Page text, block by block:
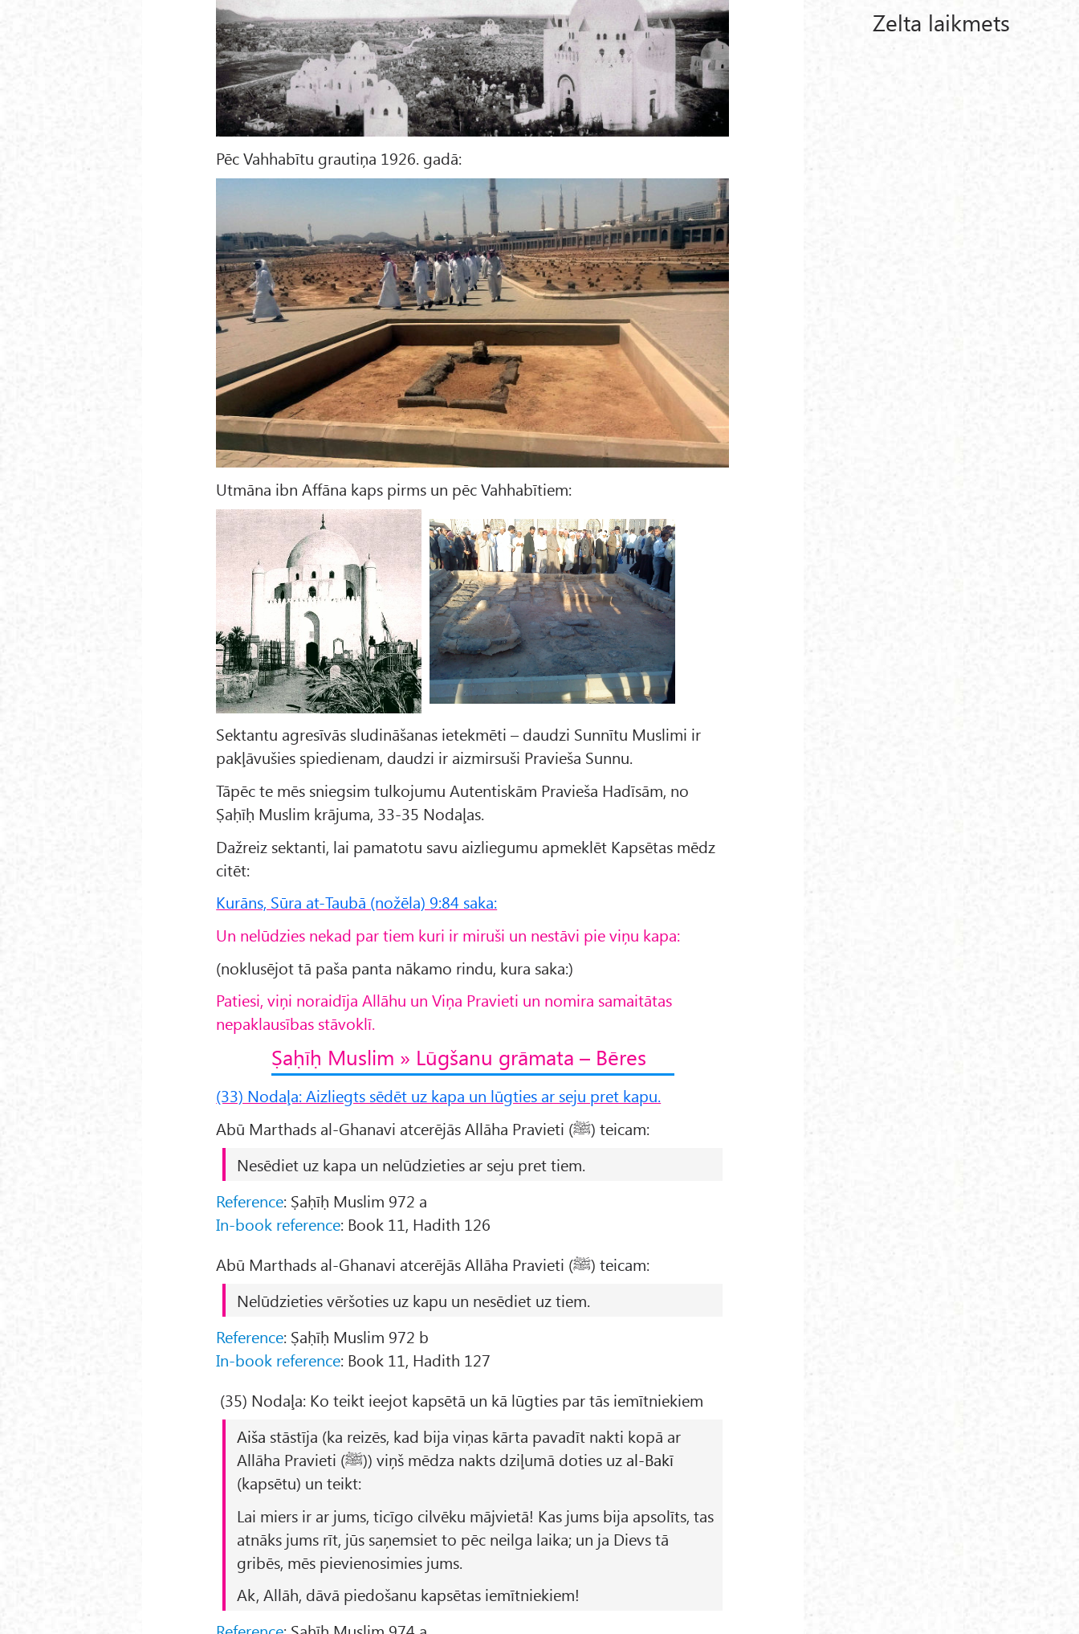
Pēc Vahhabītu grautiņa 1926. gadā:
Utmāna ibn Affāna kaps pirms un pēc Vahhabītiem:
Sektantu agresīvās sludināšanas ietekmēti – daudzi Sunnītu Muslimi ir
pakļāvušies spiedienam, daudzi ir aizmirsuši Pravieša Sunnu.
Tāpēc te mēs sniegsim tulkojumu Autentiskām Pravieša Hadīsām, no
Ṣaḥīḥ Muslim krājuma, 33-35 Nodaļas.
Dažreiz sektanti, lai pamatotu savu aizliegumu apmeklēt Kapsētas mēdz
citēt:
Kurāns, Sūra at-Taubā (nožēla) 9:84 saka:
Un nelūdzies nekad par tiem kuri ir miruši un nestāvi pie viņu kapa:
(noklusējot tā paša panta nākamo rindu, kura saka:)
Patiesi, viņi noraidīja Allāhu un Viņa Pravieti un nomira samaitātas
nepaklausības stāvoklī.
Ṣaḥīḥ Muslim » Lūgšanu grāmata – Bēres
(33) Nodaļa: Aizliegts sēdēt uz kapa un lūgties ar seju pret kapu.
Abū Marthads al-Ghanavi atcerējās Allāha Pravieti (ﷺ) teicam:
Nesēdiet uz kapa un nelūdzieties ar seju pret tiem.
Reference: Ṣaḥīḥ Muslim 972 a
In-book reference: Book 11, Hadith 126
Abū Marthads al-Ghanavi atcerējās Allāha Pravieti (ﷺ) teicam:
Nelūdzieties vēršoties uz kapu un nesēdiet uz tiem.
Reference: Ṣaḥīḥ Muslim 972 b
In-book reference: Book 11, Hadith 127
(35) Nodaļa: Ko teikt ieejot kapsētā un kā lūgties par tās iemītniekiem
Aiša stāstīja (ka reizēs, kad bija viņas kārta pavadīt nakti kopā ar
Allāha Pravieti (ﷺ)) viņš mēdza nakts dziļumā doties uz al-Bakī
(kapsētu) un teikt:
Lai miers ir ar jums, ticīgo cilvēku mājvietā! Kas jums bija apsolīts, tas
atnāks jums rīt, jūs saņemsiet to pēc neilga laika; un ja Dievs tā
gribēs, mēs pievienosimies jums.
Ak, Allāh, dāvā piedošanu kapsētas iemītniekiem!
Zelta laikmets